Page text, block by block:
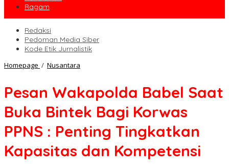
Ragam
Redaksi
Pedoman Media Siber
Kode Etik Jurnalistik
Homepage / Nusantara
Saat
Bintek
Bagi
Korwas
PPNS
Penting
Pesan Wakapolda Babel Saat
Buka Bintek Bagi Korwas
PPNS : Penting Tingkatkan
Kapasitas dan Kompetensi